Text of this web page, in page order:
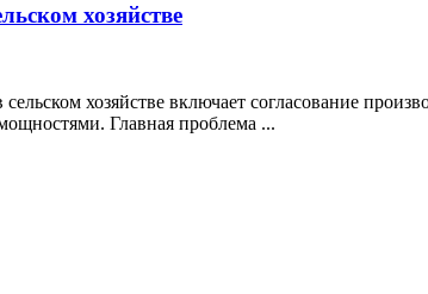
хозяйстве
хозяйстве включает согласование
Главная проблема ...